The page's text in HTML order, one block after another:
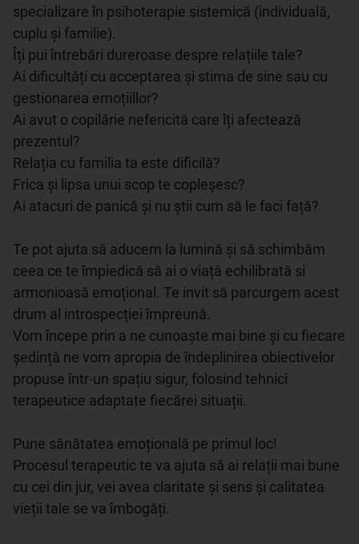
specializare în psihoterapie sistemică (individuală,
cuplu și familie).
Îți pui întrebări dureroase despre relațiile tale?
Ai dificultăți cu acceptarea și stima de sine sau cu
gestionarea emoțiillor?
Ai avut o copilărie nefericită care îți afectează
prezentul?
Relația cu familia ta este dificilă?
Frica și lipsa unui scop te copleșesc?
Ai atacuri de panică și nu știi cum să le faci față?
Te pot ajuta să aducem la lumină și să schimbăm
ceea ce te împiedică să ai o viață echilibrată si
armonioasă emoțional. Te invit să parcurgem acest
drum al introspecției împreună.
Vom începe prin a ne cunoaște mai bine și cu fiecare
ședință ne vom apropia de îndeplinirea obiectivelor
propuse într-un spațiu sigur, folosind tehnici
terapeutice adaptate fiecărei situații.
Pune sănătatea emoțională pe primul loc!
Procesul terapeutic te va ajuta să ai relații mai bune
cu cei din jur, vei avea claritate și sens și calitatea
vieții tale se va îmbogăți.